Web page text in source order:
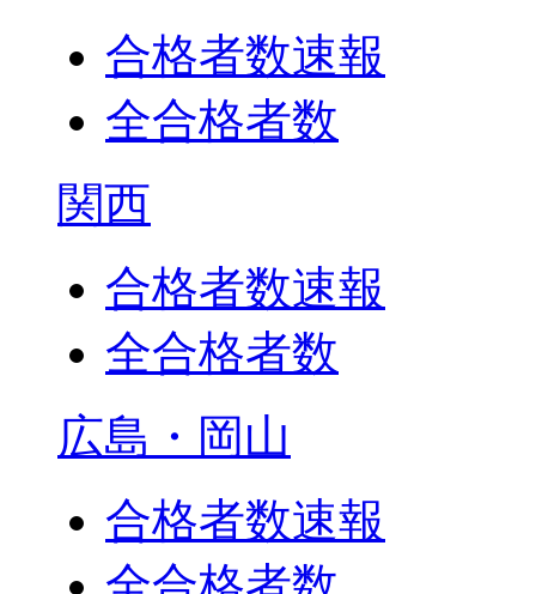
合格者数速報
全合格者数
関西
合格者数速報
全合格者数
広島・岡山
合格者数速報